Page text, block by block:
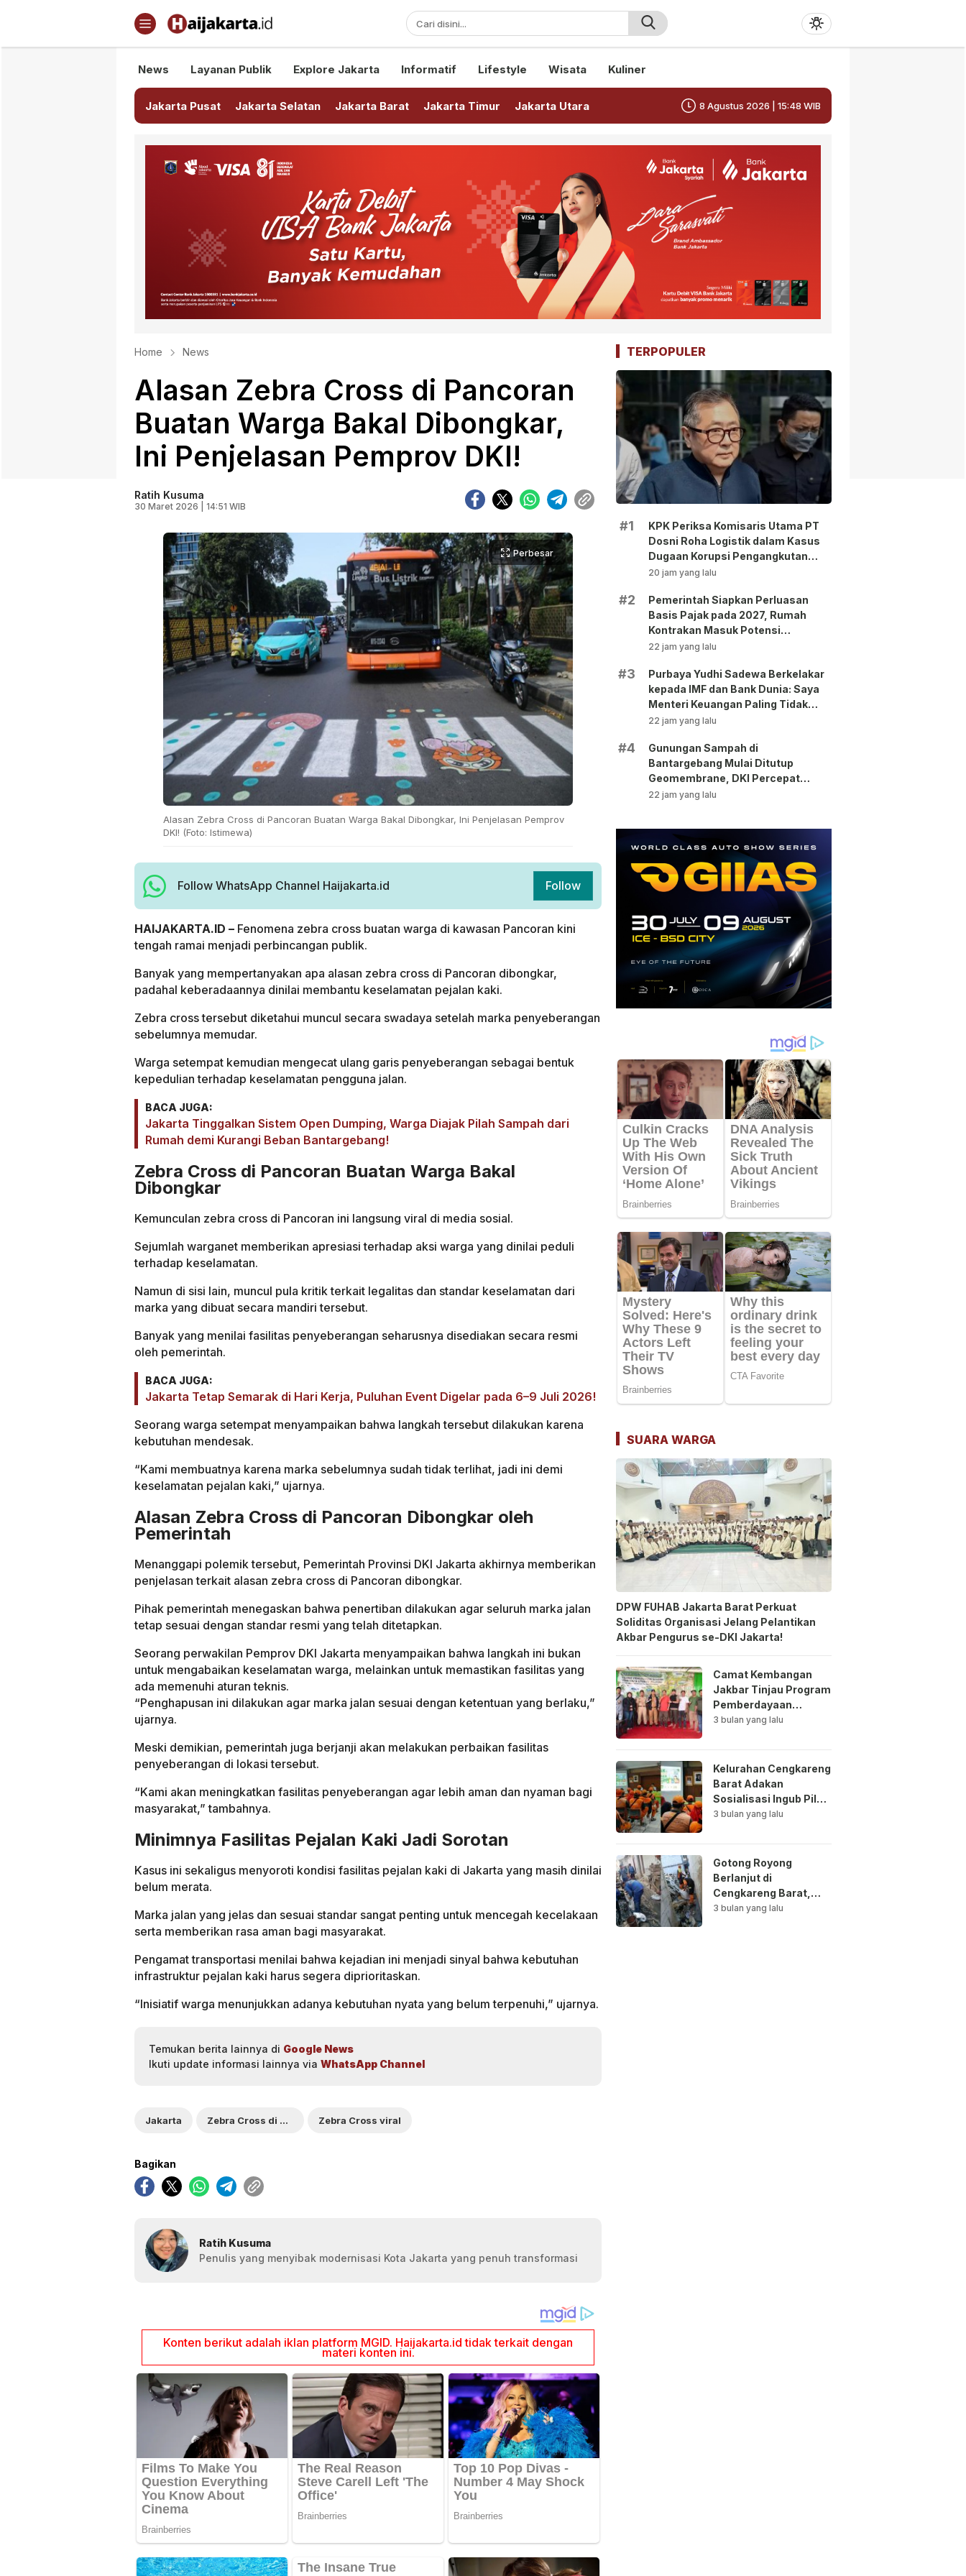
Haijakarta.id
Semua Tentang Jakarta Ada Disini!
News Layanan Publik Explore Jakarta Informatif Lifestyle Wisata Kuliner
Jakarta Pusat Jakarta Selatan Jakarta Barat Jakarta Timur Jakarta Utara 8 Agustus 2026 | 15:48 WIB
Home News
Alasan Zebra Cross di Pancoran
Buatan Warga Bakal Dibongkar,
Ini Penjelasan Pemprov DKI!
Ratih Kusuma
30 Maret 2026 | 14:51 WIB
Perbesar
Alasan Zebra Cross di Pancoran Buatan Warga Bakal Dibongkar, Ini Penjelasan Pemprov
DKI! (Foto: Istimewa)
Follow WhatsApp Channel Haijakarta.id Follow
HAIJAKARTA.ID – Fenomena zebra cross buatan warga di kawasan Pancoran kini
tengah ramai menjadi perbincangan publik.
Banyak yang mempertanyakan apa alasan zebra cross di Pancoran dibongkar,
padahal keberadaannya dinilai membantu keselamatan pejalan kaki.
Zebra cross tersebut diketahui muncul secara swadaya setelah marka penyeberangan
sebelumnya memudar.
Warga setempat kemudian mengecat ulang garis penyeberangan sebagai bentuk
kepedulian terhadap keselamatan pengguna jalan.
BACA JUGA:
Jakarta Tinggalkan Sistem Open Dumping, Warga Diajak Pilah Sampah dari
Rumah demi Kurangi Beban Bantargebang!
Zebra Cross di Pancoran Buatan Warga Bakal
Dibongkar
Kemunculan zebra cross di Pancoran ini langsung viral di media sosial.
Sejumlah warganet memberikan apresiasi terhadap aksi warga yang dinilai peduli
terhadap keselamatan.
Namun di sisi lain, muncul pula kritik terkait legalitas dan standar keselamatan dari
marka yang dibuat secara mandiri tersebut.
Banyak yang menilai fasilitas penyeberangan seharusnya disediakan secara resmi
oleh pemerintah.
BACA JUGA:
Jakarta Tetap Semarak di Hari Kerja, Puluhan Event Digelar pada 6–9 Juli 2026!
Seorang warga setempat menyampaikan bahwa langkah tersebut dilakukan karena
kebutuhan mendesak.
“Kami membuatnya karena marka sebelumnya sudah tidak terlihat, jadi ini demi
keselamatan pejalan kaki,” ujarnya.
Alasan Zebra Cross di Pancoran Dibongkar oleh
Pemerintah
Menanggapi polemik tersebut, Pemerintah Provinsi DKI Jakarta akhirnya memberikan
penjelasan terkait alasan zebra cross di Pancoran dibongkar.
Pihak pemerintah menegaskan bahwa penertiban dilakukan agar seluruh marka jalan
tetap sesuai dengan standar resmi yang telah ditetapkan.
Seorang perwakilan Pemprov DKI Jakarta menyampaikan bahwa langkah ini bukan
untuk mengabaikan keselamatan warga, melainkan untuk memastikan fasilitas yang
ada memenuhi aturan teknis.
“Penghapusan ini dilakukan agar marka jalan sesuai dengan ketentuan yang berlaku,”
ujarnya.
Meski demikian, pemerintah juga berjanji akan melakukan perbaikan fasilitas
penyeberangan di lokasi tersebut.
“Kami akan meningkatkan fasilitas penyeberangan agar lebih aman dan nyaman bagi
masyarakat,” tambahnya.
Minimnya Fasilitas Pejalan Kaki Jadi Sorotan
Kasus ini sekaligus menyoroti kondisi fasilitas pejalan kaki di Jakarta yang masih dinilai
belum merata.
Marka jalan yang jelas dan sesuai standar sangat penting untuk mencegah kecelakaan
serta memberikan rasa aman bagi masyarakat.
Pengamat transportasi menilai bahwa kejadian ini menjadi sinyal bahwa kebutuhan
infrastruktur pejalan kaki harus segera diprioritaskan.
“Inisiatif warga menunjukkan adanya kebutuhan nyata yang belum terpenuhi,” ujarnya.
Temukan berita lainnya di Google News
Ikuti update informasi lainnya via WhatsApp Channel
Jakarta Zebra Cross di Pancoran Zebra Cross viral
Bagikan
Ratih Kusuma
Penulis yang menyibak modernisasi Kota Jakarta yang penuh transformasi
TERPOPULER
#1
KPK Periksa Komisaris Utama PT
Dosni Roha Logistik dalam Kasus
Dugaan Korupsi Pengangkutan
Bansos!
20 jam yang lalu
#2
Pemerintah Siapkan Perluasan
Basis Pajak pada 2027, Rumah
Kontrakan Masuk Potensi
Pengawasan!
22 jam yang lalu
#3
Purbaya Yudhi Sadewa Berkelakar
kepada IMF dan Bank Dunia: Saya
Menteri Keuangan Paling Tidak
Beruntung di Dunia!
22 jam yang lalu
#4
Gunungan Sampah di
Bantargebang Mulai Ditutup
Geomembrane, DKI Percepat
Penghentian Sistem Open
22 jam yang lalu
SUARA WARGA
DPW FUHAB Jakarta Barat Perkuat
Soliditas Organisasi Jelang Pelantikan
Akbar Pengurus se-DKI Jakarta!
Camat Kembangan
Jakbar Tinjau Program
Pemberdayaan
Lingkungan di Bale
3 bulan yang lalu
Kelurahan Cengkareng
Barat Adakan
Sosialisasi Ingub Pilah
Sampah Kepada PPSU
3 bulan yang lalu
Gotong Royong
Berlanjut di
Cengkareng Barat,
Saluran Air
3 bulan yang lalu